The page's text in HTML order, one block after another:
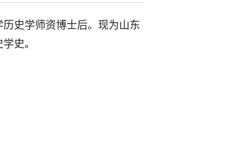
史学师资博士后。现为山东
史。